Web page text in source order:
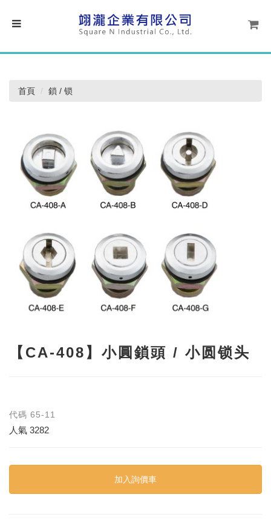
首頁 鎖 / 锁
【CA-408】小圓鎖頭 / 小圆锁头
代碼 65-11
人氣 3282
加入詢價車